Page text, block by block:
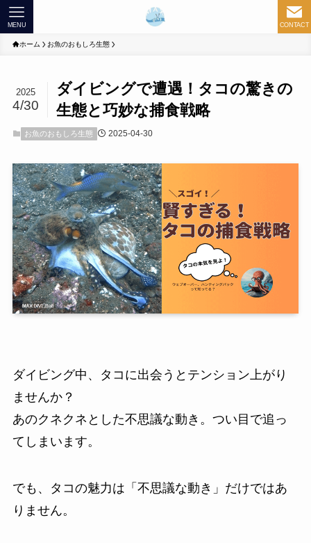
CONTACT
MENU
ホーム お魚のおもしろ生態
ダイビングで遭遇！タコの驚きの
生態と巧妙な捕食戦略
2025
4/30
お魚のおもしろ生態 2025-04-30
ダイビング中、タコに出会うとテンション上がり
ませんか？
あのクネクネとした不思議な動き。つい目で追っ
てしまいます。
でも、タコの魅力は「不思議な動き」だけではあ
りません。